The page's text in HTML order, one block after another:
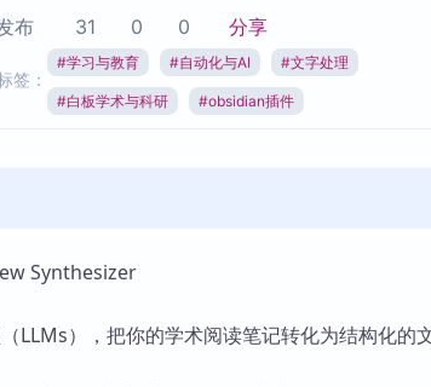
Zotero 专题
Obsidian 专题
Obsidian 核心插件
Zotero 插件
Zotero 插件资源与加速
布 31 0 0 分享
签：
#学习与教育 #自动化与AI #文字处理
#白板学术与科研 #obsidian插件
Synthesizer
LLMs），把你的学术阅读笔记转化为结构化的